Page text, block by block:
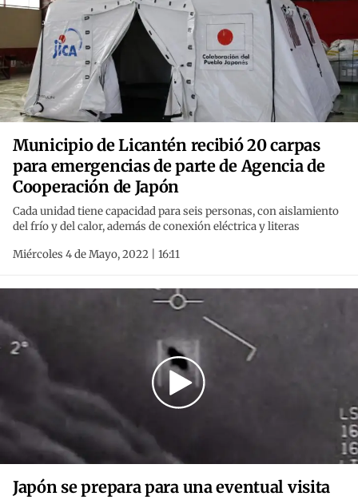
Municipio de Licantén recibió 20 carpas
para emergencias de parte de Agencia de
Cooperación de Japón
Cada unidad tiene capacidad para seis personas, con aislamiento
del frío y del calor, además de conexión eléctrica y literas
Miércoles 4 de Mayo, 2022 | 16:11
Japón se prepara para una eventual visita